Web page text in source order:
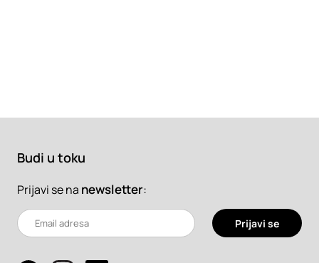
Budi u toku
Prijavi se na newsletter:
Prijavi se